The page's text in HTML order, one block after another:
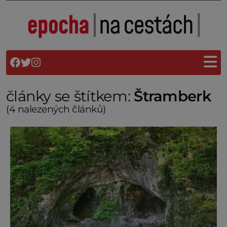
články se štítkem: Štramberk
(4 nalezených článků)